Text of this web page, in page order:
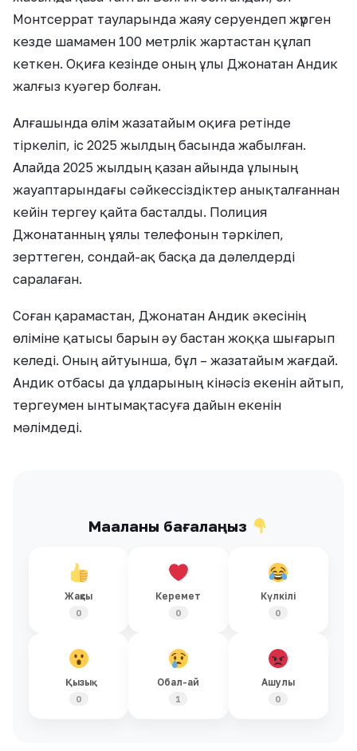
Монтсеррат тауларында жаяу серуендеп жүрген
кезде шамамен 100 метрлік жартастан құлап
кеткен. Оқиға кезінде оның ұлы Джонатан Андик
жалғыз куәгер болған.
Алғашында өлім жазатайым оқиға ретінде
тіркеліп, іс 2025 жылдың басында жабылған.
Алайда 2025 жылдың қазан айында ұлының
жауаптарындағы сәйкессіздіктер анықталғаннан
кейін тергеу қайта басталды. Полиция
Джонатанның ұялы телефонын тәркілеп,
зерттеген, сондай-ақ басқа да дәлелдерді
саралаған.
Соған қарамастан, Джонатан Андик әкесінің
өліміне қатысы барын әу бастан жоққа шығарып
келеді. Оның айтуынша, бұл – жазатайым жағдай.
Андик отбасы да ұлдарының кінәсіз екенін айтып,
тергеумен ынтымақтасуға дайын екенін
мәлімдеді.
Мақаланы бағалаңыз
Жақсы
0
Керемет
0
Күлкілі
0
Қызық
0
Обал-ай
1
Ашулы
0